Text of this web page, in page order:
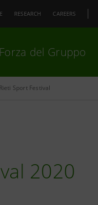
RESEARCH CAREERS
del Gruppo
Rieti Sport Festival
2020